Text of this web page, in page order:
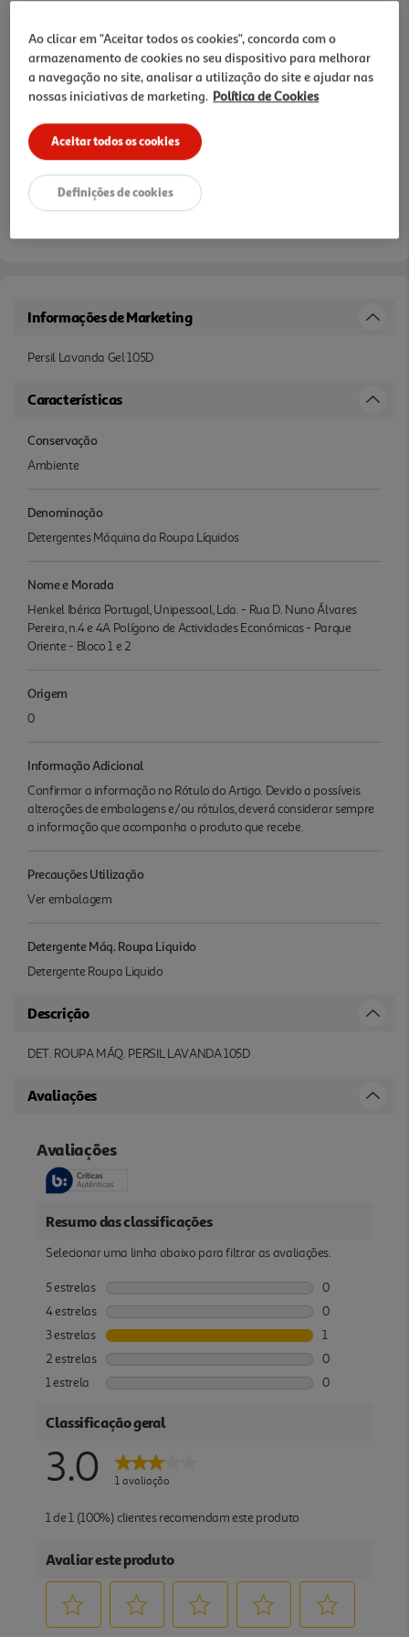
De 6/8/2026 a 19/8/2026
Preço exclusivo para clientes membros Clube Auchan,
com desconto imediato aplicado já refletido no preço
final acima apresentado.
Informações de Marketing
Persil Lavanda Gel 105D
Características
Conservação
Ambiente
Denominação
Detergentes Máquina da Roupa Líquidos
Nome e Morada
Henkel Ibérica Portugal, Unipessoal, Lda. - Rua D. Nuno Álvares
Pereira, n.4 e 4A Polígono de Actividades Económicas - Parque
Oriente - Bloco 1 e 2
Origem
0
Informação Adicional
Confirmar a informação no Rótulo do Artigo. Devido a possíveis
alterações de embalagens e/ou rótulos, deverá considerar sempre
a informação que acompanha o produto que recebe.
Precauções Utilização
Ver embalagem
Detergente Máq. Roupa Liquido
Detergente Roupa Liquido
Descrição
DET. ROUPA MÁQ. PERSIL LAVANDA 105D
Avaliações
Ao clicar em "Aceitar todos os cookies", concorda com o
armazenamento de cookies no seu dispositivo para melhorar
a navegação no site, analisar a utilização do site e ajudar nas
nossas iniciativas de marketing. Política de Cookies
Aceitar todos os cookies
Definições de cookies